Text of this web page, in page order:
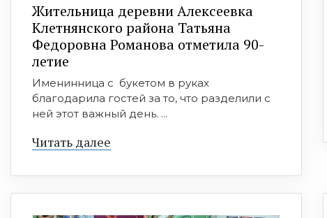
Жительница деревни Алексеевка
Клетнянского района Татьяна
Федоровна Романова отметила 90-
летие
Именинница с букетом в руках
благодарила гостей за то, что разделили с
ней этот важный день. ...
Читать далее